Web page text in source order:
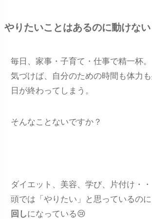
やりたいことはあるのに動けない
毎日、家事・子育て・仕事で精一杯。
気づけば、自分のための時間も体力
日が終わってしまう。
そんなことないですか？
ダイエット、美容、学び、片付け・・
頭では「やりたい」と思っているの
回しになっている😢